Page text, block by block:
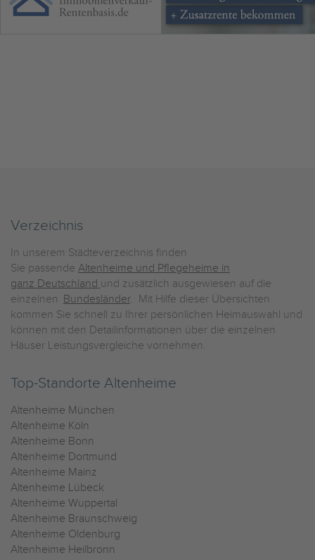
Verzeichnis
In unserem Städteverzeichnis finden
Sie passende Altenheime und Pflegeheime in
ganz Deutschland und zusätzlich ausgewiesen auf die
einzelnen Bundesländer. Mit Hilfe dieser Übersichten
kommen Sie schnell zu Ihrer persönlichen Heimauswahl und
können mit den Detailinformationen über die einzelnen
Häuser Leistungsvergleiche vornehmen.
Top-Standorte Altenheime
Altenheime München
Altenheime Köln
Altenheime Bonn
Altenheime Dortmund
Altenheime Mainz
Altenheime Lübeck
Altenheime Wuppertal
Altenheime Braunschweig
Altenheime Oldenburg
Altenheime Heilbronn